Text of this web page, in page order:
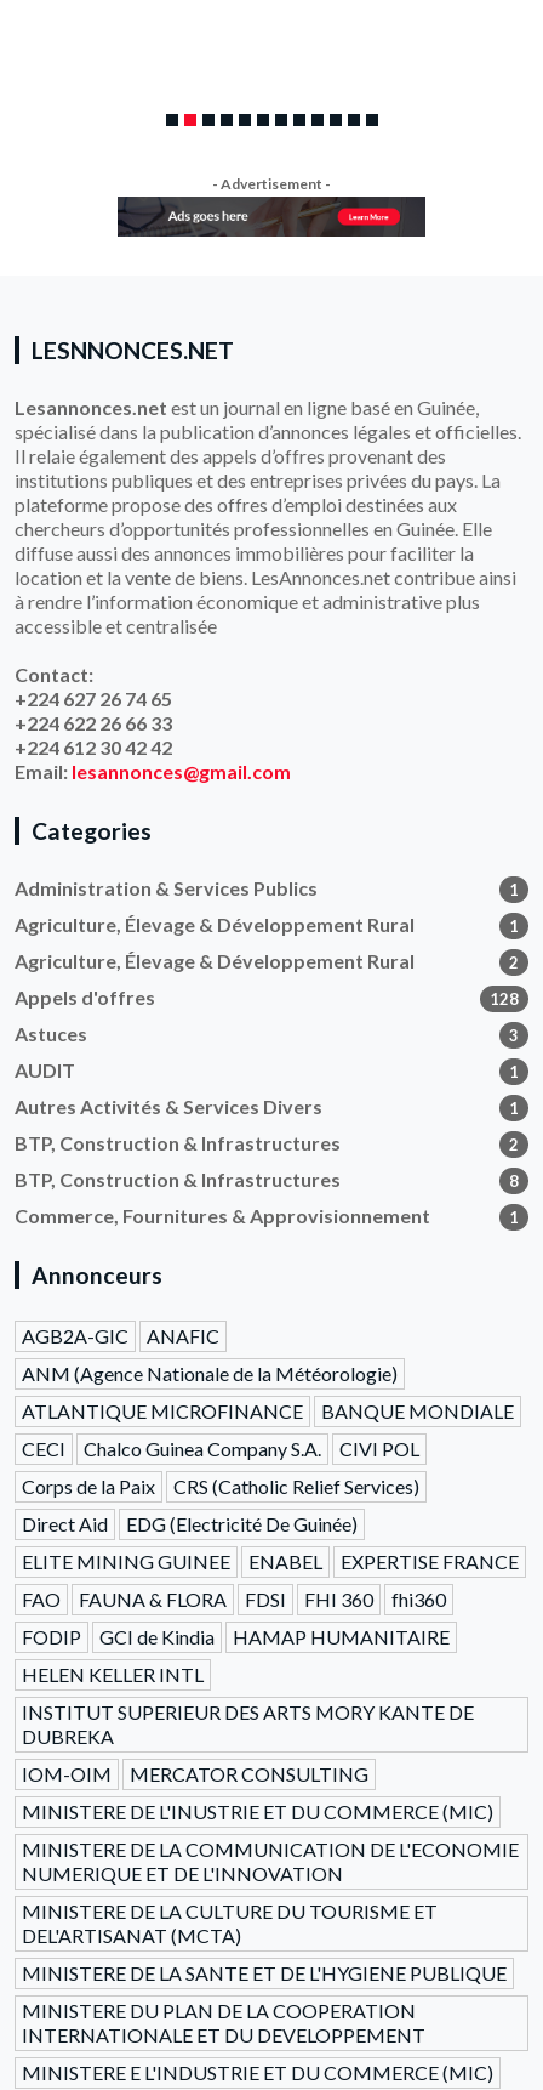
- Advertisement -
LESNNONCES.NET
Lesannonces.net est un journal en ligne basé en Guinée,
spécialisé dans la publication d’annonces légales et officielles.
Il relaie également des appels d’offres provenant des
institutions publiques et des entreprises privées du pays. La
plateforme propose des offres d’emploi destinées aux
chercheurs d’opportunités professionnelles en Guinée. Elle
diffuse aussi des annonces immobilières pour faciliter la
location et la vente de biens. LesAnnonces.net contribue ainsi
à rendre l’information économique et administrative plus
accessible et centralisée
Contact:
+224 627 26 74 65
+224 622 26 66 33
+224 612 30 42 42
Email: lesannonces@gmail.com
Categories
Administration & Services Publics 1
Agriculture, Élevage & Développement Rural 1
Agriculture, Élevage & Développement Rural 2
Appels d'offres 128
Astuces 3
AUDIT 1
Autres Activités & Services Divers 1
BTP, Construction & Infrastructures 2
BTP, Construction & Infrastructures 8
Commerce, Fournitures & Approvisionnement 1
Annonceurs
AGB2A-GIC
ANAFIC
ANM (Agence Nationale de la Météorologie)
ATLANTIQUE MICROFINANCE
BANQUE MONDIALE
CECI
Chalco Guinea Company S.A.
CIVI POL
Corps de la Paix
CRS (Catholic Relief Services)
Direct Aid
EDG (Electricité De Guinée)
ELITE MINING GUINEE
ENABEL
EXPERTISE FRANCE
FAO
FAUNA & FLORA FDSI FHI 360
fhi360
FODIP
GCI de Kindia
HAMAP HUMANITAIRE
HELEN KELLER INTL
INSTITUT SUPERIEUR DES ARTS MORY KANTE DE
DUBREKA
IOM-OIM
MERCATOR CONSULTING
MINISTERE DE L'INUSTRIE ET DU COMMERCE (MIC)
MINISTERE DE LA COMMUNICATION DE L'ECONOMIE
NUMERIQUE ET DE L'INNOVATION
MINISTERE DE LA CULTURE DU TOURISME ET
DEL'ARTISANAT (MCTA)
MINISTERE DE LA SANTE ET DE L'HYGIENE PUBLIQUE
MINISTERE DU PLAN DE LA COOPERATION
INTERNATIONALE ET DU DEVELOPPEMENT
MINISTERE E L'INDUSTRIE ET DU COMMERCE (MIC)